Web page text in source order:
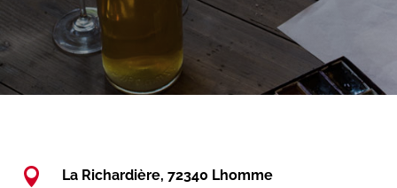
 La Richardière, 72340 Lhomme